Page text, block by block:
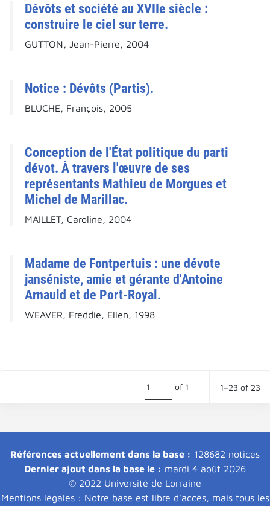
Dévôts et société au XVIIe siècle :
construire le ciel sur terre.
GUTTON, Jean-Pierre, 2004
Notice : Dévôts (Partis).
BLUCHE, François, 2005
Conception de l'État politique du parti
dévot. À travers l'œuvre de ses
représentants Mathieu de Morgues et
Michel de Marillac.
MAILLET, Caroline, 2004
Madame de Fontpertuis : une dévote
janséniste, amie et gérante d'Antoine
Arnauld et de Port-Royal.
WEAVER, Freddie, Ellen, 1998
of 1 1–23 of 23
Références actuellement dans la base : 128682 notices
Dernier ajout dans la base le : mardi 4 août 2026
© 2022 Université de Lorraine
Mentions légales : Notre base est libre d'accès, mais tous les